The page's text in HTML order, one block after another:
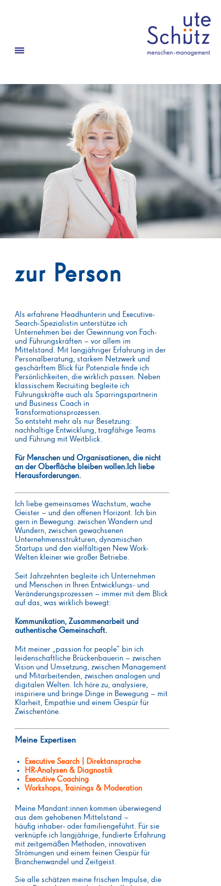
zur Person
Als erfahrene Headhunterin und Executive-
Search-Spezialistin unterstütze ich
Unternehmen bei der Gewinnung von Fach-
und Führungskräften – vor allem im
Mittelstand. Mit langjähriger Erfahrung in der
Personalberatung, starkem Netzwerk und
geschärftem Blick für Potenziale finde ich
Persönlichkeiten, die wirklich passen. Neben
klassischem Recruiting begleite ich
Führungskräfte auch als Sparringspartnerin
und Business Coach in
Transformationsprozessen.
So entsteht mehr als nur Besetzung:
nachhaltige Entwicklung, tragfähige Teams
und Führung mit Weitblick.
Für Menschen und Organisationen, die nicht
an der Oberfläche bleiben wollen.Ich liebe
Herausforderungen.
Ich liebe gemeinsames Wachstum, wache
Geister – und den offenen Horizont. Ich bin
gern in Bewegung: zwischen Wandern und
Wundern, zwischen gewachsenen
Unternehmensstrukturen, dynamischen
Startups und den vielfältigen New Work-
Welten kleiner wie großer Betriebe.
Seit Jahrzehnten begleite ich Unternehmen
und Menschen in Ihren Entwicklungs- und
Veränderungsprozessen – immer mit dem Blick
auf das, was wirklich bewegt:
Kommunikation, Zusammenarbeit und
authentische Gemeinschaft.
Mit meiner „passion for people“ bin ich
leidenschaftliche Brückenbauerin – zwischen
Vision und Umsetzung, zwischen Management
und Mitarbeitenden, zwischen analogen und
digitalen Welten. Ich höre zu, analysiere,
inspiriere und bringe Dinge in Bewegung – mit
Klarheit, Empathie und einem Gespür für
Zwischentöne.
Meine Expertisen
Executive Search | Direktansprache
HR-Analysen & Diagnostik
Executive Coaching
Workshops, Trainings & Moderation
Meine Mandant:innen kommen überwiegend
aus dem gehobenen Mittelstand –
häufig inhaber- oder familiengeführt. Für sie
verknüpfe ich langjährige, fundierte Erfahrung
mit zeitgemäßen Methoden, innovativen
Strömungen und einem feinen Gespür für
Branchenwandel und Zeitgeist.
Sie alle schätzen meine frischen Impulse, die